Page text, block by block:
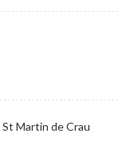
Martin de Crau